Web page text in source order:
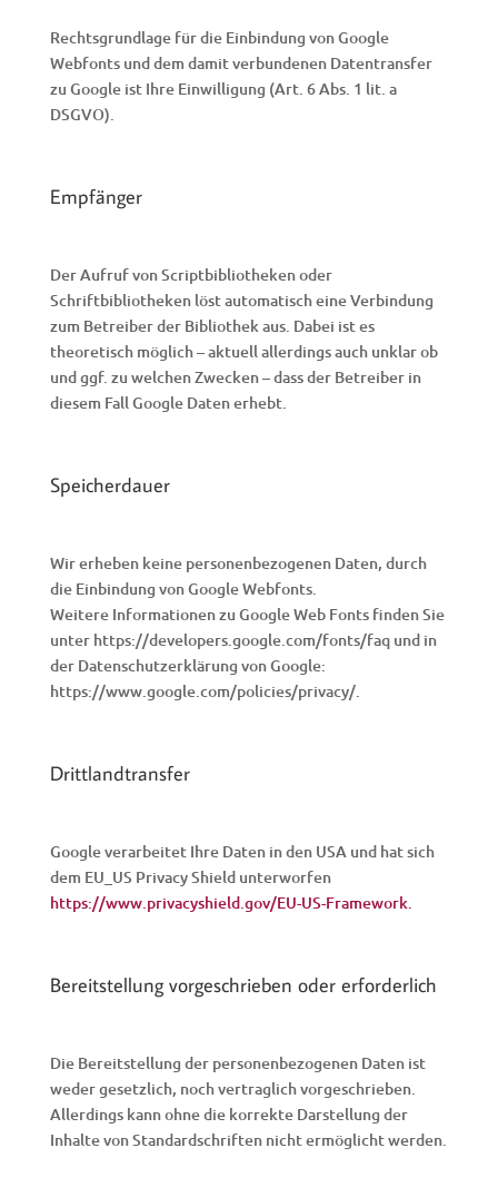
Rechtsgrundlage für die Einbindung von Google
Webfonts und dem damit verbundenen Datentransfer
zu Google ist Ihre Einwilligung (Art. 6 Abs. 1 lit. a
DSGVO).
Empfänger
Der Aufruf von Scriptbibliotheken oder
Schriftbibliotheken löst automatisch eine Verbindung
zum Betreiber der Bibliothek aus. Dabei ist es
theoretisch möglich – aktuell allerdings auch unklar ob
und ggf. zu welchen Zwecken – dass der Betreiber in
diesem Fall Google Daten erhebt.
Speicherdauer
Wir erheben keine personenbezogenen Daten, durch
die Einbindung von Google Webfonts.
Weitere Informationen zu Google Web Fonts finden Sie
unter https://developers.google.com/fonts/faq und in
der Datenschutzerklärung von Google:
https://www.google.com/policies/privacy/.
Drittlandtransfer
Google verarbeitet Ihre Daten in den USA und hat sich
dem EU_US Privacy Shield unterworfen
https://www.privacyshield.gov/EU-US-Framework.
Bereitstellung vorgeschrieben oder erforderlich
Die Bereitstellung der personenbezogenen Daten ist
weder gesetzlich, noch vertraglich vorgeschrieben.
Allerdings kann ohne die korrekte Darstellung der
Inhalte von Standardschriften nicht ermöglicht werden.